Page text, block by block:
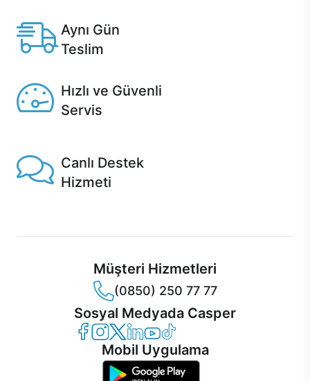
Aynı Gün
Teslim
Hızlı ve Güvenli
Servis
Canlı Destek
Hizmeti
Müşteri Hizmetleri
(0850) 250 77 77
Sosyal Medyada Casper
Casper Facebook
Casper Instagram
Casper Twitter
Casper LinkedIn
Casper YouTube
Casper TikTok
Mobil Uygulama